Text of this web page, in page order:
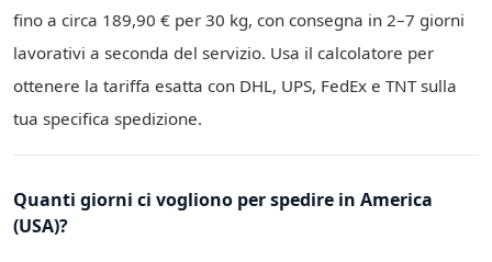
fino a circa 189,90 € per 30 kg, con consegna in 2–7 giorni
lavorativi a seconda del servizio. Usa il calcolatore per
ottenere la tariffa esatta con DHL, UPS, FedEx e TNT sulla
tua specifica spedizione.
Quanti giorni ci vogliono per spedire in America
(USA)?